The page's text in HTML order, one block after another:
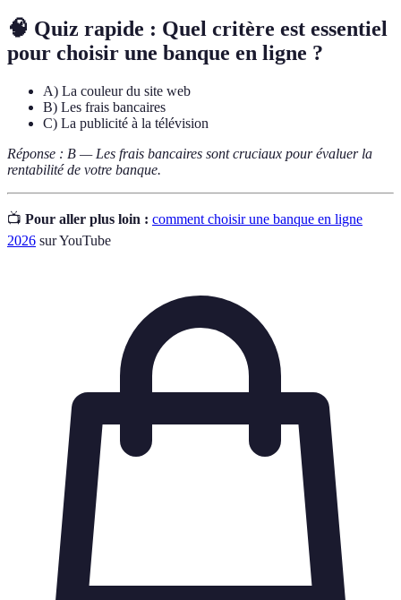
🧠 Quiz rapide : Quel critère est essentiel
pour choisir une banque en ligne ?
A) La couleur du site web
B) Les frais bancaires
C) La publicité à la télévision
Réponse : B — Les frais bancaires sont cruciaux pour évaluer la
rentabilité de votre banque.
📺 Pour aller plus loin : comment choisir une banque en ligne
2026 sur YouTube